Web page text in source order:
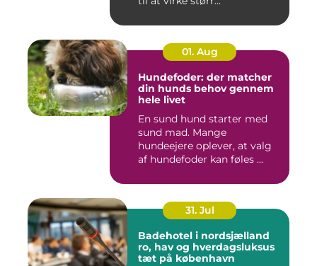
01. Aug
Hundefoder: der matcher
din hunds behov gennem
hele livet
En sund hund starter med
sund mad. Mange
hundeejere oplever, at valg
af hundefoder kan føles ...
31. Jul
Badehotel i nordsjælland
ro, hav og hverdagsluksus
tæt på københavn